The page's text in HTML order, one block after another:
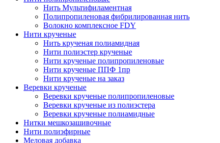
Нить Мультифиламентная
Полипропиленовая фибрилированная нить
Волокно комплексное FDY
Нити крученые
Нить крученая полиамидная
Нити полиэстер крученые
Нити крученые полипропиленовые
Нити крученые ППФ 1пр
Нити крученые на заказ
Веревки крученые
Веревки крученые полипропиленовые
Веревки крученые из полиэстера
Веревки крученые полиамидные
Нитки мешкозашивочные
Нити полиэфирные
Меловая добавка